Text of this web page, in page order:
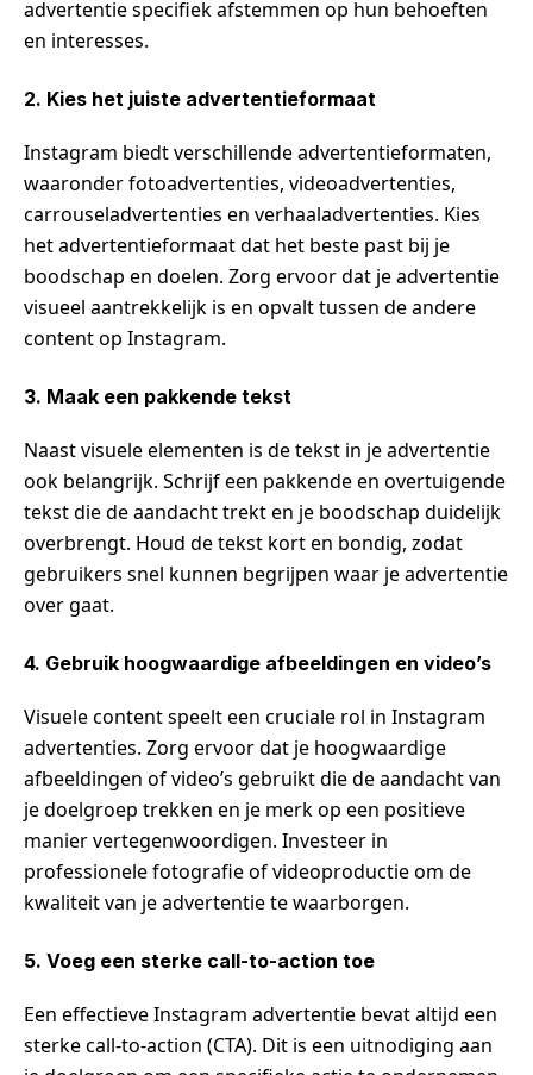
advertentie specifiek afstemmen op hun behoeften
en interesses.
2. Kies het juiste advertentieformaat
Instagram biedt verschillende advertentieformaten,
waaronder fotoadvertenties, videoadvertenties,
carrouseladvertenties en verhaaladvertenties. Kies
het advertentieformaat dat het beste past bij je
boodschap en doelen. Zorg ervoor dat je advertentie
visueel aantrekkelijk is en opvalt tussen de andere
content op Instagram.
3. Maak een pakkende tekst
Naast visuele elementen is de tekst in je advertentie
ook belangrijk. Schrijf een pakkende en overtuigende
tekst die de aandacht trekt en je boodschap duidelijk
overbrengt. Houd de tekst kort en bondig, zodat
gebruikers snel kunnen begrijpen waar je advertentie
over gaat.
4. Gebruik hoogwaardige afbeeldingen en video’s
Visuele content speelt een cruciale rol in Instagram
advertenties. Zorg ervoor dat je hoogwaardige
afbeeldingen of video’s gebruikt die de aandacht van
je doelgroep trekken en je merk op een positieve
manier vertegenwoordigen. Investeer in
professionele fotografie of videoproductie om de
kwaliteit van je advertentie te waarborgen.
5. Voeg een sterke call-to-action toe
Een effectieve Instagram advertentie bevat altijd een
sterke call-to-action (CTA). Dit is een uitnodiging aan